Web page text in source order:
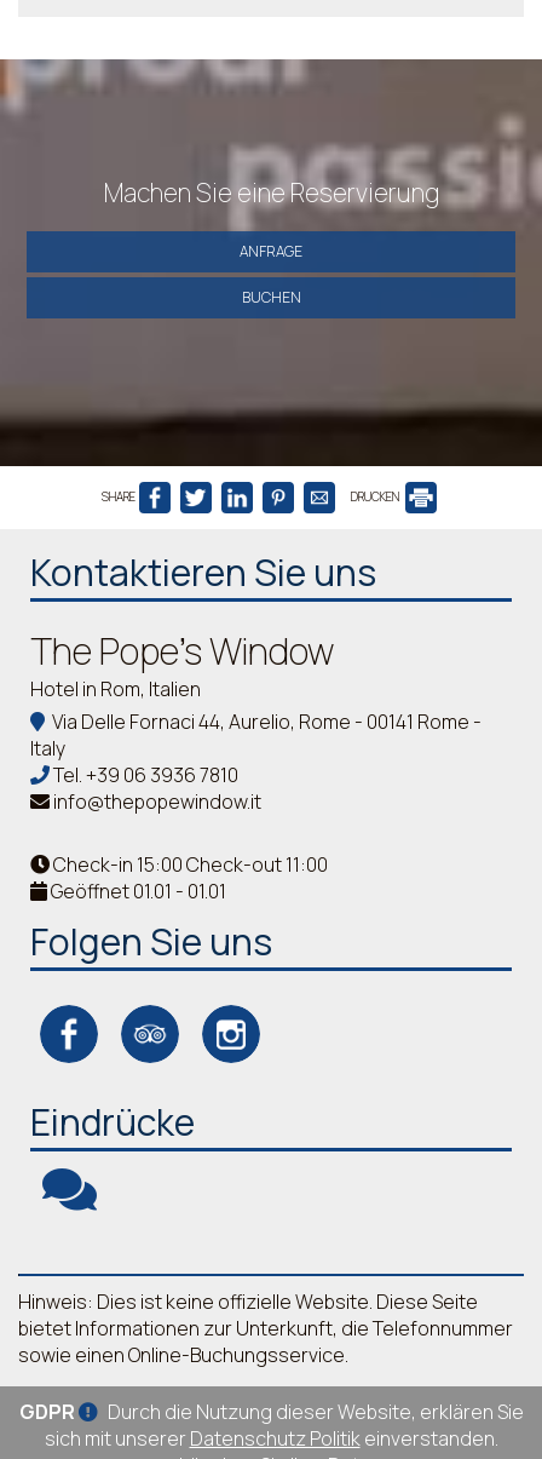
Machen Sie eine Reservierung
ANFRAGE
BUCHEN
SHARE DRUCKEN
Kontaktieren Sie uns
The Pope's Window
Hotel in Rom, Italien
Via Delle Fornaci 44, Aurelio, Rome - 00141 Rome -
Italy
Tel.+39 06 3936 7810
info@thepopewindow.it
Check-in 15:00 Check-out 11:00
Geöffnet 01.01 - 01.01
Folgen Sie uns
Eindrücke
Hinweis: Dies ist keine offizielle Website. Diese Seite
bietet Informationen zur Unterkunft, die Telefonnummer
sowie einen Online-Buchungsservice.
GDPR
Durch die Nutzung dieser Website, erklären Sie
sich mit unserer Datenschutz Politikeinverstanden.